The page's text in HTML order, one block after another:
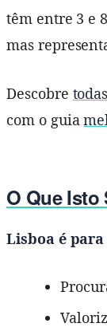
têm entre 3 e
mas
Descobre
com o guia
O Que Isto
Lisboa é para